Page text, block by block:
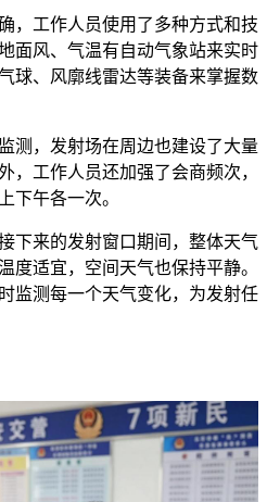
工作人员使用了多种方式和技
面风、气温有自动气象站来实时
球、风廓线雷达等装备来掌握数
，发射场在周边也建设了大量
，工作人员还加强了会商频次，
下午各一次。
来的发射窗口期间，整体天气
度适宜，空间天气也保持平静。
监测每一个天气变化，为发射任